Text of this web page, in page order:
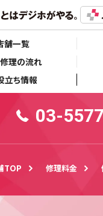
舗一覧
理の流れ
立ち情報
03-
TOP 修理料金